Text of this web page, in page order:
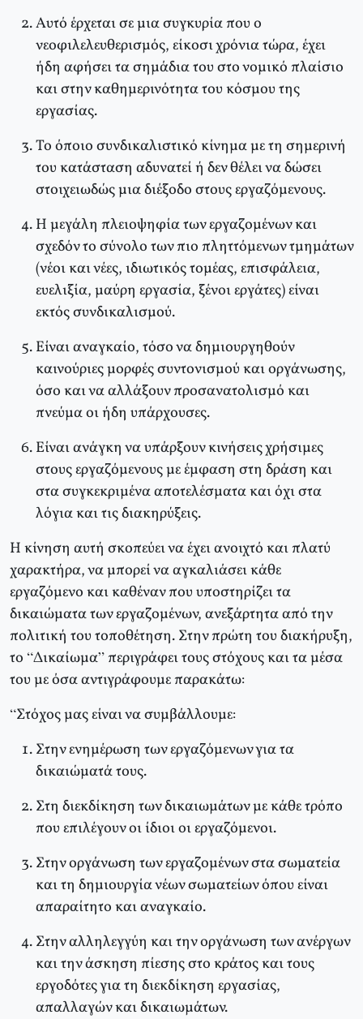
Αυτό έρχεται σε μια συγκυρία που ο
νεοφιλελευθερισμός, είκοσι χρόνια τώρα, έχει
ήδη αφήσει τα σημάδια του στο νομικό πλαίσιο
και στην καθημερινότητα του κόσμου της
εργασίας.
Το όποιο συνδικαλιστικό κίνημα με τη σημερινή
του κατάσταση αδυνατεί ή δεν θέλει να δώσει
στοιχειωδώς μια διέξοδο στους εργαζόμενους.
Η μεγάλη πλειοψηφία των εργαζομένων και
σχεδόν το σύνολο των πιο πληττόμενων τμημάτων
(νέοι και νέες, ιδιωτικός τομέας, επισφάλεια,
ευελιξία, μαύρη εργασία, ξένοι εργάτες) είναι
εκτός συνδικαλισμού.
Είναι αναγκαίο, τόσο να δημιουργηθούν
καινούριες μορφές συντονισμού και οργάνωσης,
όσο και να αλλάξουν προσανατολισμό και
πνεύμα οι ήδη υπάρχουσες.
Είναι ανάγκη να υπάρξουν κινήσεις χρήσιμες
στους εργαζόμενους με έμφαση στη δράση και
στα συγκεκριμένα αποτελέσματα και όχι στα
λόγια και τις διακηρύξεις.
Η κίνηση αυτή σκοπεύει να έχει ανοιχτό και πλατύ
χαρακτήρα, να μπορεί να αγκαλιάσει κάθε
εργαζόμενο και καθέναν που υποστηρίζει τα
δικαιώματα των εργαζομένων, ανεξάρτητα από την
πολιτική του τοποθέτηση. Στην πρώτη του διακήρυξη,
το “Δικαίωμα” περιγράφει τους στόχους και τα μέσα
του με όσα αντιγράφουμε παρακάτω:
“Στόχος μας είναι να συμβάλλουμε:
Στην ενημέρωση των εργαζόμενων για τα
δικαιώματά τους.
Στη διεκδίκηση των δικαιωμάτων με κάθε τρόπο
που επιλέγουν οι ίδιοι οι εργαζόμενοι.
Στην οργάνωση των εργαζομένων στα σωματεία
και τη δημιουργία νέων σωματείων όπου είναι
απαραίτητο και αναγκαίο.
Στην αλληλεγγύη και την οργάνωση των ανέργων
και την άσκηση πίεσης στο κράτος και τους
εργοδότες για τη διεκδίκηση εργασίας,
απαλλαγών και δικαιωμάτων.